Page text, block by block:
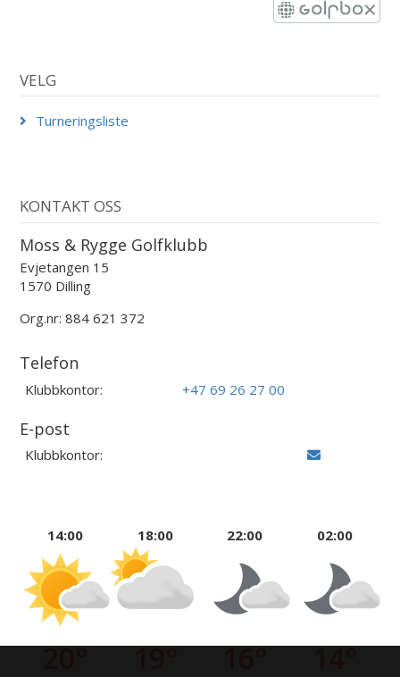
VELG
Turneringsliste
KONTAKT OSS
Moss & Rygge Golfklubb
Evjetangen 15
1570 Dilling
Org.nr: 884 621 372
Telefon
Klubbkontor: +47 69 26 27 00
E-post
Klubbkontor:
14:00
20°
18:00
19°
22:00
16°
02:00
14°